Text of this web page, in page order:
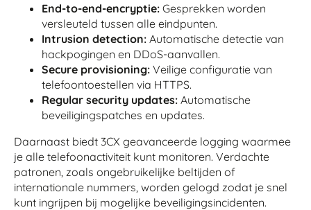
End-to-end-encryptie: Gesprekken worden
versleuteld tussen alle eindpunten.
Intrusion detection: Automatische detectie van
hackpogingen en DDoS-aanvallen.
Secure provisioning: Veilige configuratie van
telefoontoestellen via HTTPS.
Regular security updates: Automatische
beveiligingspatches en updates.
Daarnaast biedt 3CX geavanceerde logging waarmee
je alle telefoonactiviteit kunt monitoren. Verdachte
patronen, zoals ongebruikelijke beltijden of
internationale nummers, worden gelogd zodat je snel
kunt ingrijpen bij mogelijke beveiligingsincidenten.